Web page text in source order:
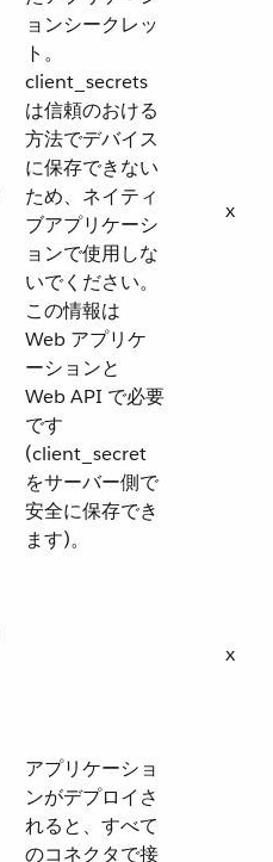
ョンシークレッ
ト。
client_secrets
は信頼のおける
方法でデバイス
に保存できない
ため、ネイティ
ブアプリケーシ
ョンで使用しな
いでください。
この情報は
Web アプリケ
ーションと
Web API で必要
です
(client_secret
をサーバー側で
安全に保存でき
ます)。
x
x
アプリケーショ
ンがデプロイさ
れると、すべて
のコネクタで接